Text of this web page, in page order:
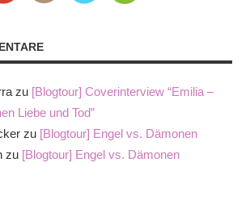
zu [Blogtour] Coverinterview “Emilia –
Liebe und Tod”
zu [Blogtour] Engel vs. Dämonen
zu [Blogtour] Engel vs. Dämonen